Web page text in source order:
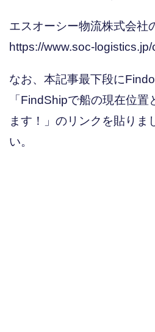
エスオーシー物流株式会社
https://www.soc-logistics.jp/
なお、本記事最下段に
「FindShipで船の現在位置
ます！」のリンクを貼りま
い。